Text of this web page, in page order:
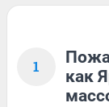
1
как